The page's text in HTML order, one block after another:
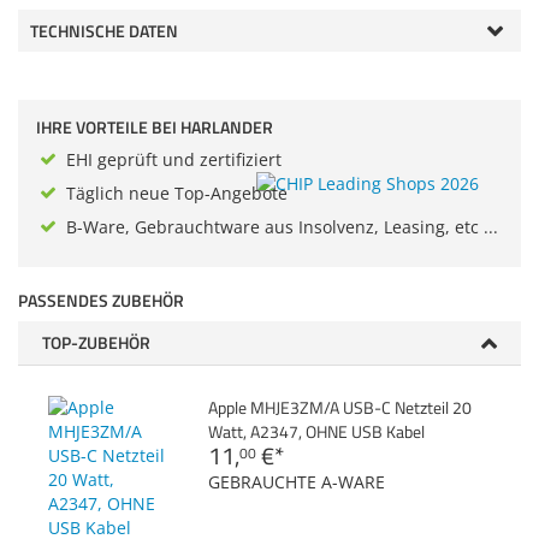
TECHNISCHE DATEN
IHRE VORTEILE BEI HARLANDER
EHI geprüft und zertifiziert
Täglich neue Top-Angebote
B-Ware, Gebrauchtware aus Insolvenz, Leasing, etc ...
PASSENDES ZUBEHÖR
TOP-ZUBEHÖR
Apple MHJE3ZM/A USB-C Netzteil 20
Watt, A2347, OHNE USB Kabel
11,00 €*
GEBRAUCHTE A-WARE